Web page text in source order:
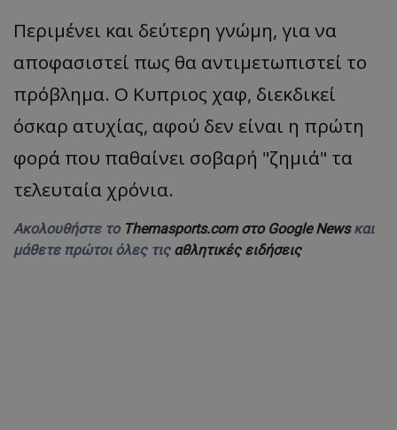
Περιμένει και δεύτερη γνώμη, για να
αποφασιστεί πως θα αντιμετωπιστεί το
πρόβλημα. Ο Κυπριος χαφ, διεκδικεί
όσκαρ ατυχίας, αφού δεν είναι η πρώτη
φορά που παθαίνει σοβαρή "ζημιά" τα
τελευταία χρόνια.
Ακολουθήστε το Themasports.com στο Google Newsκαι
μάθετε πρώτοι όλες τις αθλητικές ειδήσεις